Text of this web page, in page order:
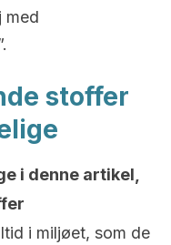
med
stoffer
i denne artikel,
i miljøet, som de